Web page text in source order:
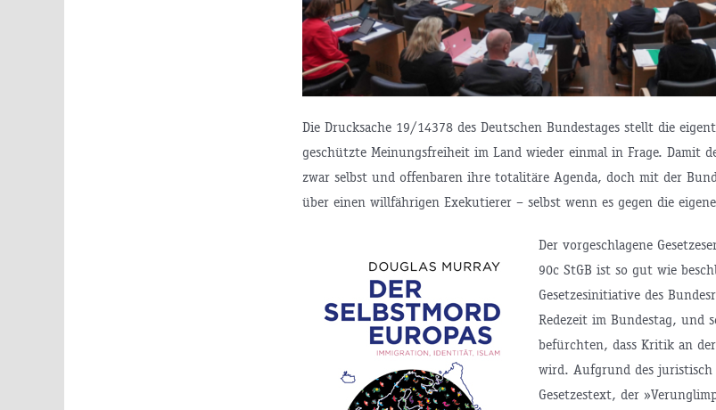
Die Drucksache 19/14378 des Deutschen Bundestages stellt die
geschützte Meinungsfreiheit im Land wieder einmal in Frage. Damit
zwar selbst und offenbaren ihre totalitäre Agenda, doch mit der
über einen willfährigen Exekutierer – selbst wenn es gegen die
Der vorgeschlagene
90c StGB ist so gut wie
Gesetzesinitiative des
Redezeit im Bundestag,
befürchten, dass Kritik an
wird. Aufgrund des juristisch
Gesetzestext, der